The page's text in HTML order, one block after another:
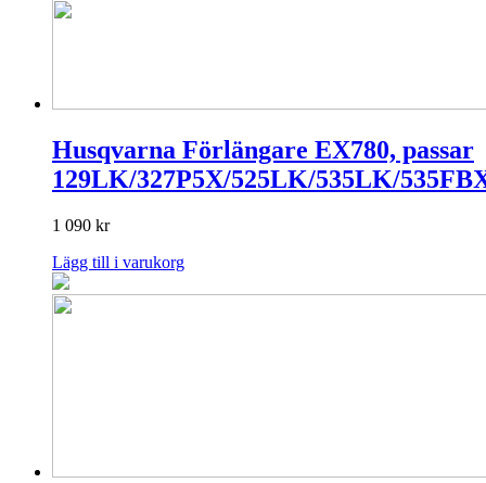
Husqvarna Förlängare EX780, passar
129LK/327P5X/525LK/535LK/
1 090 kr
Lägg till i varukorg